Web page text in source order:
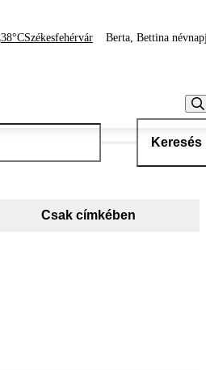
38°CSzékesfehérvár Berta, Bettina
Keresés
Csak címkében